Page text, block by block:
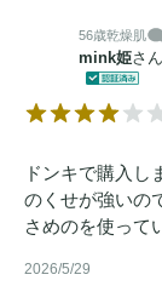
56歳乾燥肌
mink姫さん
ドンキで購入し
のくせが強いの
さめのを使って
2026/5/29